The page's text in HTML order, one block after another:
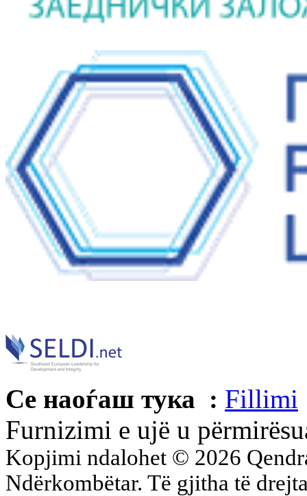
Се наоѓаш тука : Fillimi
Furnizimi e ujë u
Kopjimi ndalohet © 2026
Ndërkombëtar. Të gjitha të